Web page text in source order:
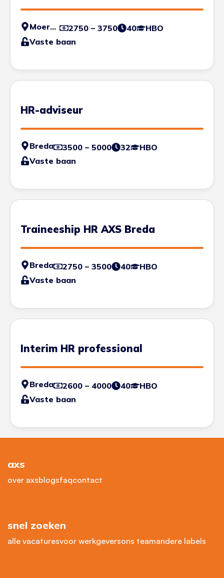
Moerdijk 2750 – 3750 40
HBO
Vaste baan
HR-adviseur
Breda 3500 – 5000 32
HBO
Vaste baan
Traineeship HR AXS Breda
Breda 2750 – 3500 40
HBO
Vaste baan
Interim HR professional
Breda 2600 – 4000 40
HBO
Vaste baan
axs
over axsblogsfaqcontact
snel zoeken
alle vacaturesvoor werkgeversons teamandere labels